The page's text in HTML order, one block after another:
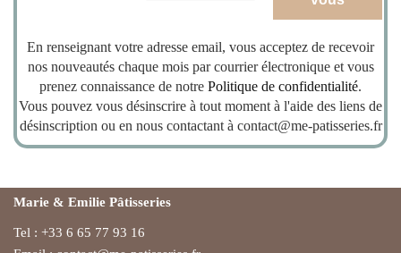
En renseignant votre adresse email, vous acceptez de recevoir
nos nouveautés chaque mois par courrier électronique et vous
prenez connaissance de notre Politique de confidentialité.
Vous pouvez vous désinscrire à tout moment à l'aide des liens de
désinscription ou en nous contactant à contact@me-patisseries.fr
Marie & Emilie Pâtisseries
Tel : +33 6 65 77 93 16